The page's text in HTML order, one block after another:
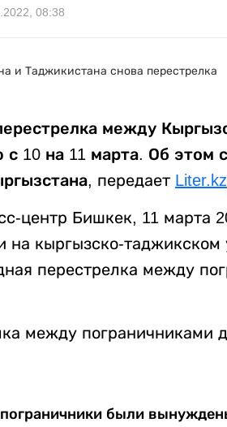
08:38
между
10 на 11 марта. Об этом
передает Liter.kz
центр Бишкек, 11 марта
на кыргызско-таджикском
перестрелка между
между пограничниками
были